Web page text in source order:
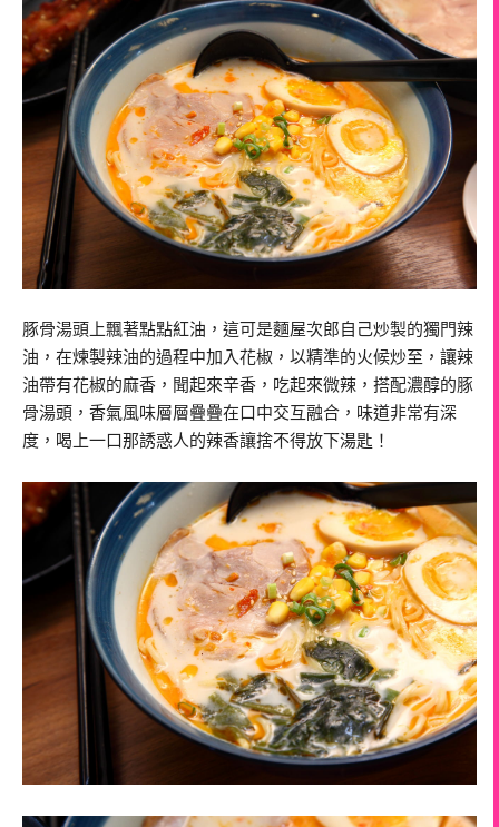
豚骨湯頭上飄著點點紅油，這可是麵屋次郎自己炒製的獨門辣
油，在煉製辣油的過程中加入花椒，以精準的火候炒至，讓辣
油帶有花椒的麻香，聞起來辛香，吃起來微辣，搭配濃醇的豚
骨湯頭，香氣風味層層疊疊在口中交互融合，味道非常有深
度，喝上一口那誘惑人的辣香讓捨不得放下湯匙！